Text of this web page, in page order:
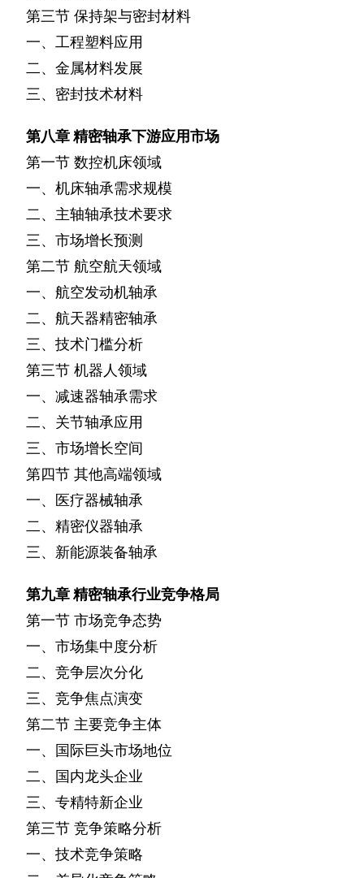
第三节 保持架与密封材料
一、工程塑料应用
二、金属材料发展
三、密封技术材料
第八章精密轴承下游应用市场
第一节 数控机床领域
一、机床轴承需求规模
二、主轴轴承技术要求
三、市场增长预测
第二节 航空航天领域
一、航空发动机轴承
二、航天器精密轴承
三、技术门槛分析
第三节 机器人领域
一、减速器轴承需求
二、关节轴承应用
三、市场增长空间
第四节 其他高端领域
一、医疗器械轴承
二、精密仪器轴承
三、新能源装备轴承
第九章精密轴承行业竞争格局
第一节 市场竞争态势
一、市场集中度分析
二、竞争层次分化
三、竞争焦点演变
第二节 主要竞争主体
一、国际巨头市场地位
二、国内龙头企业
三、专精特新企业
第三节 竞争策略分析
一、技术竞争策略